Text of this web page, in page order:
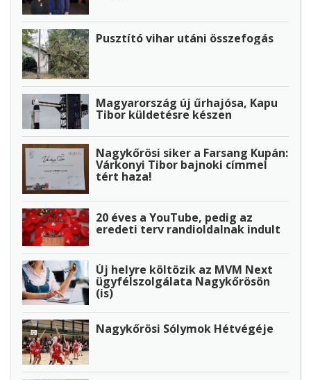
Pusztító vihar utáni összefogás
Magyarország új űrhajósa, Kapu
Tibor küldetésre készen
Nagykőrösi siker a Farsang Kupán:
Várkonyi Tibor bajnoki címmel
tért haza!
20 éves a YouTube, pedig az
eredeti terv randioldalnak indult
Új helyre költözik az MVM Next
ügyfélszolgálata Nagykőrösön
(is)
Nagykőrösi Sólymok Hétvégéje